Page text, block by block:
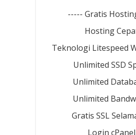
----- Gratis
Hosting
Teknologi Litespeed
Unlimited SSD
Unlimited
Unlimited
Gratis SSL
Login cPanel